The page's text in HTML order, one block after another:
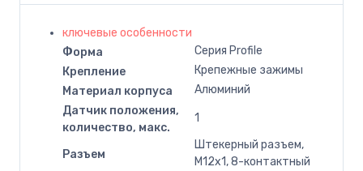
ключевые особенности
Форма
Серия Profile
Крепление
Крепежные зажимы
Материал корпуса
Алюминий
Датчик положения,
количество, макс.
1
Разъем
Штекерный разъем,
M12x1, 8-контактный